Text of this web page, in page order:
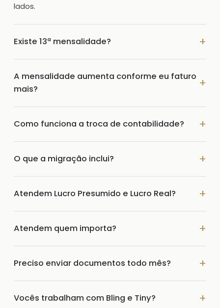
lados.
Existe 13ª mensalidade?
A mensalidade aumenta conforme eu faturo
mais?
Como funciona a troca de contabilidade?
O que a migração inclui?
Atendem Lucro Presumido e Lucro Real?
Atendem quem importa?
Preciso enviar documentos todo mês?
Vocês trabalham com Bling e Tiny?